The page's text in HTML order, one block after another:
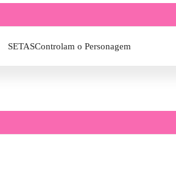
SETASControlam o Personagem